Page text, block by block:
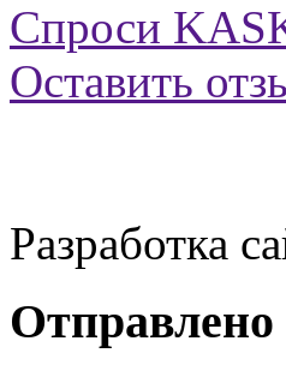
Спроси
Оставить
Разработка
Отправлено